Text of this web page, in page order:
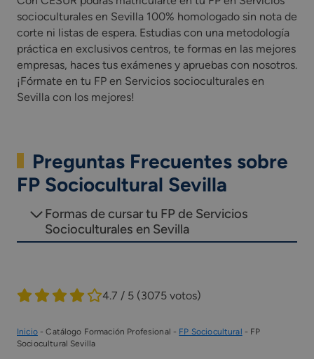
socioculturales en Sevilla 100% homologado sin nota de
corte ni listas de espera. Estudias con una metodología
práctica en exclusivos centros, te formas en las mejores
empresas, haces tus exámenes y apruebas con nosotros.
¡Fórmate en tu FP en Servicios socioculturales en
Sevilla con los mejores!
Preguntas Frecuentes sobre
FP Sociocultural Sevilla
Formas de cursar tu FP de Servicios
Socioculturales en Sevilla
4.7 / 5 (3075 votos)
Inicio-Catálogo Formación Profesional - FP Sociocultural - FP
Sociocultural Sevilla